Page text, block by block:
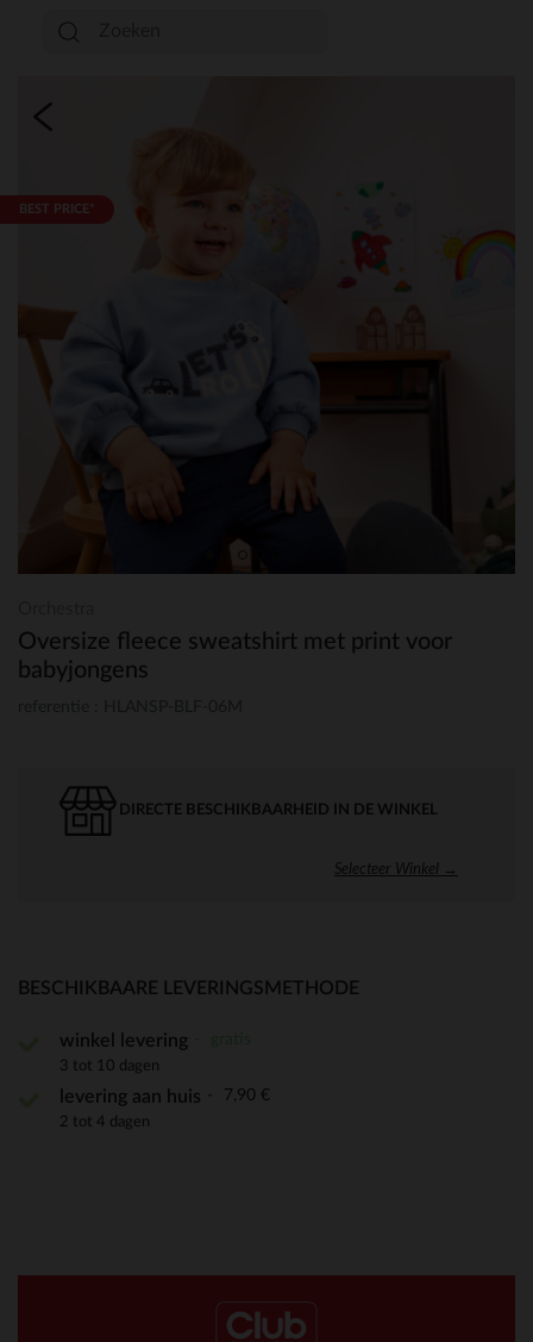
BEST PRICE*
Oversize fleece sweatshirt met print voor
babyjongens
DIRECTE BESCHIKBAARHEID IN DE WINKEL
Selecteer Winkel →
BESCHIKBAARE LEVERINGSMETHODE
winkel levering
3 tot 10 dagen
levering aan huis 7,90 €
2 tot 4 dagen